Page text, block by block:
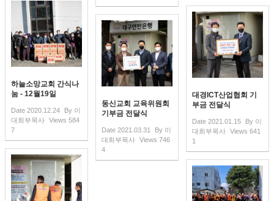
하늘소망교회 간식나
눔 - 12월19일
Date 2020.12.24 By 이
대희부목사 Views 584
7
대경ICT산업협회 기
부금 전달식
Date 2021.01.15 By 이
대희부목사 Views 641
1
동신교회 교육위원회
기부금 전달식
Date 2021.03.31 By 이
대희부목사 Views 746
4